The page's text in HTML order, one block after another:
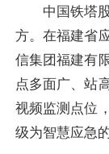
中国铁塔
方。在福建省
信集团福建有
点多面广、站
视频监测点位
级为智慧应急